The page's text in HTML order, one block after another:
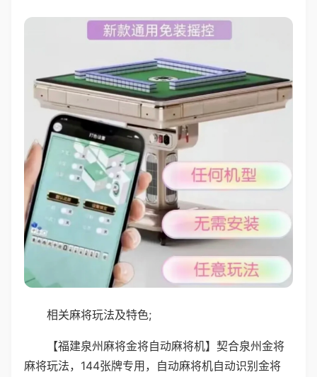
相关麻将玩法及特色;
【福建泉州麻将金将自动麻将机】契合泉州金将
麻将玩法，144张牌专用，自动麻将机自动识别金将